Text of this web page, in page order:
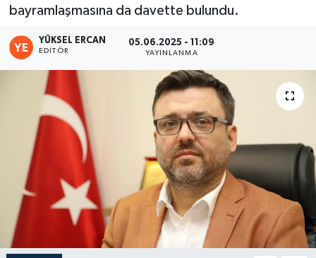
bayramlaşmasına da davette bulundu.
YÜKSEL ERCAN
EDITÖR
05.06.2025 - 11:09
YAYINLANMA